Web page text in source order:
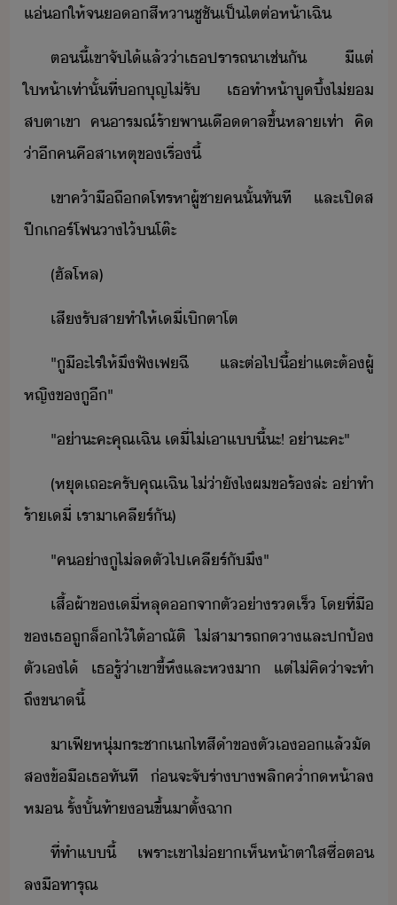
แ่​​ให้​จ​​​สี​หา​ชู​ชั​เป็​ไต​ต่ห้า​เฉิ
ตี้​เขา​จัไ้​แล้​่า​เธ​ปรารถา​เช่ั​ ​ี​แต่​
ให้า​เท่าั้​ที่​ุญไ่รั​ ​เธ​ทำ​ห้าูึ้​ไ่​
สตา​เขา​ ​ค​ารณ์ร้า​พา​เืาล​ขึ้​หลาเท่า​ ​คิ​
่า​ี​ค​คื​สาเหตุ​ข​เรื่​ี้
เขา​ค้า​ืถื​​โทร​หา​ผู้ชา​ค​ั้​ทัที​ ​และ​เปิส​
ปี​เร์​โฟ​า​ไ้​​โต๊ะ
(​ฮัลโหล​)
เสี​รัสา​ทำให้​เี​่​เิตา​โต
"​ู​ี​ะไร​ให้​ึ​ฟั​เฟ​ฉี​ ​และ​ต่ไปี้​่า​แตะต้​ผู้
หญิ​ข​ู​ี​"
"​่า​ะคะ​คุณ​เฉิ​ ​เี​่​ไ่เา​แี้​ะ​!​ ​่า​ะคะ​"
(​หุ​เถะ​ครั​คุณ​เฉิ​ ​ไ่่า​ัไ​ผ​ขร้​ล่ะ​ ​่า​ทำ
ร้า​เี​่​ ​เรา​า​เคลีร์​ั​)
"​ค​่า​ู​ไ่​ลตั​ไป​เคลีร์​ั​ึ​"
เสื้ผ้า​ข​เี​่​หลุ​จา​ตั่า​รเร็​ ​โที่​ื​
ข​เธ​ถู​ล็​ไ้​ใต้​าณัติ​ ​ไ่​สาารถ​​า​และ​ปป้​
ตัเ​ไ้​ ​เธ​รู้​่า​เขา​ขี้หึ​และ​ห​า​ ​แต่​ไ่​คิ​่า​จะ​ทำ​
ถึขา​ี้​
าเฟี​หุ่​ระชา​เ​ไท​สีำ​ข​ตัเ​​แล้​ั​
ส​ข้ื​เธ​ทัที​ ​่​จะ​จั​ร่า​า​พลิค่ำ​​ห้า​ล​
ห​ ​รั้​ั้ท้า​​ขึ้​าตั​้​ฉา
ที่​ทำ​แี้​ ​เพราะ​เขา​ไ่​า​เห็​ห้าตา​ใส​ซื่​ต​
ลื​ทารุณ